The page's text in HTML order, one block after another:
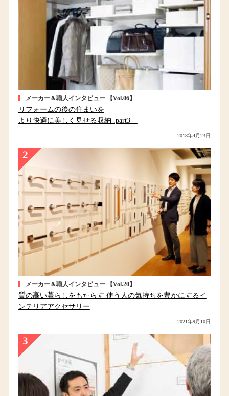
メーカー＆職人インタビュー 【Vol.06】
リフォームの後の住まいを
より快適に美しく見せる収納 .part3
2018年4月23日
メーカー＆職人インタビュー 【Vol.20】
質の高い暮らしをもたらす 使う人の気持ちを豊かにするイ
ンテリアアクセサリー
2021年9月10日